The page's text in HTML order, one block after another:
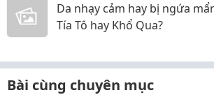
Da nhạy cảm hay bị ngứa
Tía Tô hay Khổ Qua?
Bài cùng chuyên mục